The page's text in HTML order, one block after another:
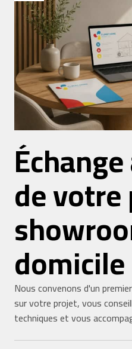
de
domicile
Nous convenons d'un
sur votre projet, vous
techniques et vous